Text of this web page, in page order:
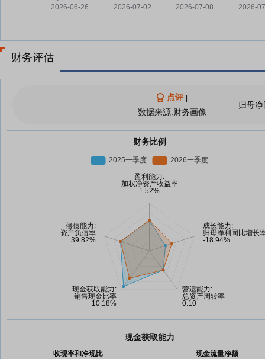
财务评估
点评
数据来源:财务画像
归母
财务比例
现金获取能力
收现率和净现比
现金流量净额